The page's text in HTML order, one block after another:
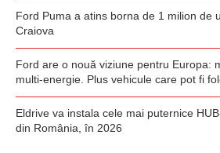
Ford Puma a atins borna de 1 milion de
Craiova
Ford are o nouă viziune pentru Europa:
multi-energie. Plus vehicule care pot fi
Eldrive va instala cele mai puternice
din România, în 2026